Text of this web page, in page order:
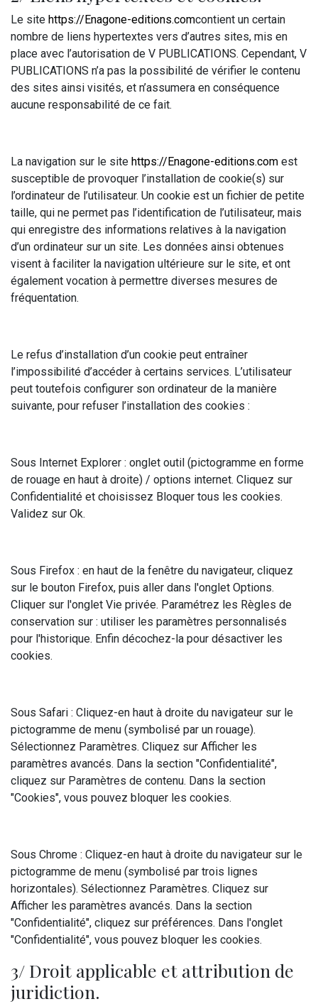
Le site https://Enagone-editions.comcontient un certain
nombre de liens hypertextes vers d’autres sites, mis en
place avec l’autorisation de V PUBLICATIONS. Cependant, V
PUBLICATIONS n’a pas la possibilité de vérifier le contenu
des sites ainsi visités, et n’assumera en conséquence
aucune responsabilité de ce fait.
La navigation sur le site https://Enagone-editions.com est
susceptible de provoquer l’installation de cookie(s) sur
l’ordinateur de l’utilisateur. Un cookie est un fichier de petite
taille, qui ne permet pas l’identification de l’utilisateur, mais
qui enregistre des informations relatives à la navigation
d’un ordinateur sur un site. Les données ainsi obtenues
visent à faciliter la navigation ultérieure sur le site, et ont
également vocation à permettre diverses mesures de
fréquentation.
Le refus d’installation d’un cookie peut entraîner
l’impossibilité d’accéder à certains services. L’utilisateur
peut toutefois configurer son ordinateur de la manière
suivante, pour refuser l’installation des cookies :
Sous Internet Explorer : onglet outil (pictogramme en forme
de rouage en haut à droite) / options internet. Cliquez sur
Confidentialité et choisissez Bloquer tous les cookies.
Validez sur Ok.
Sous Firefox : en haut de la fenêtre du navigateur, cliquez
sur le bouton Firefox, puis aller dans l'onglet Options.
Cliquer sur l'onglet Vie privée. Paramétrez les Règles de
conservation sur : utiliser les paramètres personnalisés
pour l'historique. Enfin décochez-la pour désactiver les
cookies.
Sous Safari : Cliquez-en haut à droite du navigateur sur le
pictogramme de menu (symbolisé par un rouage).
Sélectionnez Paramètres. Cliquez sur Afficher les
paramètres avancés. Dans la section "Confidentialité",
cliquez sur Paramètres de contenu. Dans la section
"Cookies", vous pouvez bloquer les cookies.
Sous Chrome : Cliquez-en haut à droite du navigateur sur le
pictogramme de menu (symbolisé par trois lignes
horizontales). Sélectionnez Paramètres. Cliquez sur
Afficher les paramètres avancés. Dans la section
"Confidentialité", cliquez sur préférences. Dans l'onglet
"Confidentialité", vous pouvez bloquer les cookies.
3/ Droit applicable et attribution de
juridiction.